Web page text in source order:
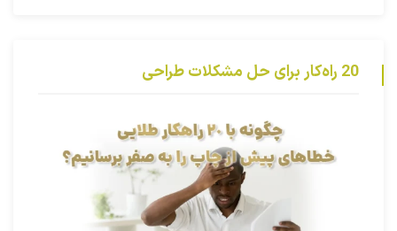
20 راه‌کار برای حل مشکلات طراحی